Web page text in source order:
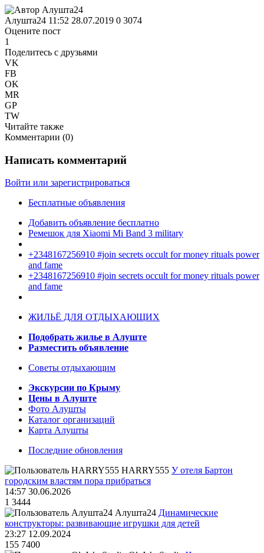
Алушта24 11:52 28.07.2019 0 3074
Оцените пост
1
Поделитесь с друзьями
VK
FB
OK
MR
GP
TW
Читайте также
Комментарии (0)
Написать комментарий
Войти или зарегистрироваться
Бесплатные объявления
Добавить объявление бесплатно
Ремешок для Xiaomi Mi Band 3 military
+2348167256910 #join secrets occult for money rituals power
and fame
+2348167256910 #join secrets occult for money rituals power
and fame
ЖИЛЬЁ ДЛЯ ОТДЫХАЮЩИХ
Подобрать жилье в Алуште
Разместить объявление
Советы отдыхающим
Экскурсии по Крыму
Цены в Алуште
Фото Алушты
Каталог организаций
Карта Алушты
Последние обновления
HARRY555 У отеля Бартон
городским властям пора прибраться
14:57 30.06.2026
1 3444
Алушта24 Динамические
конструкторы: развивающие игрушки для детей
23:27 12.09.2024
155 7400